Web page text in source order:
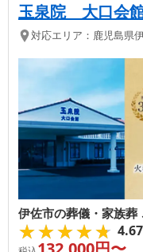
玉泉院 大口会
対応エリア： 鹿児島県
伊佐市の葬儀・家族葬
★★★★★
★★★★★ 4.67